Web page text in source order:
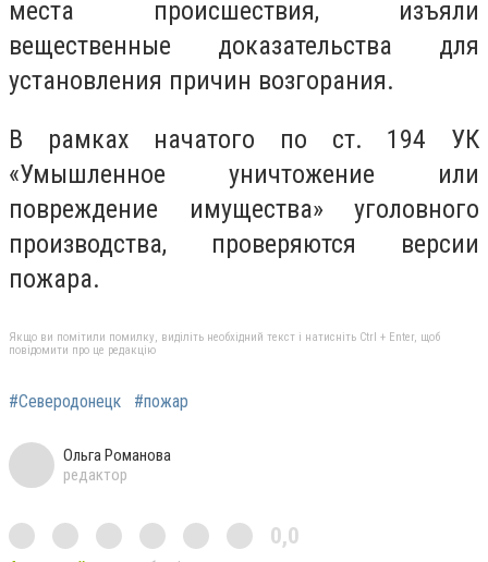
места происшествия, изъяли
вещественные доказательства для
установления причин возгорания.
В рамках начатого по ст. 194 УК
«Умышленное уничтожение или
повреждение имущества» уголовного
производства, проверяются версии
пожара.
Якщо ви помітили помилку, виділіть необхідний текст і натисніть Ctrl + Enter, щоб
повідомити про це редакцію
#Северодонецк #пожар
Ольга Романова
редактор
0,0